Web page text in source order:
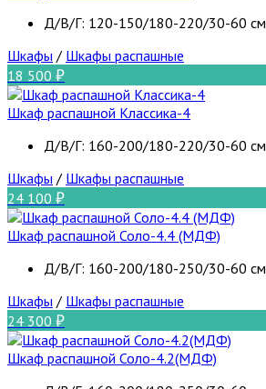
Д/В/Г: 120-150/180-220/30-60 см
Шкафы / Шкафы распашные
18 500
Шкаф распашной Классика-4
Д/В/Г: 160-200/180-220/30-60 см
Шкафы / Шкафы распашные
24 100
Шкаф распашной Соло-4.4 (МДФ)
Д/В/Г: 160-200/180-250/30-60 см
Шкафы / Шкафы распашные
24 300
Шкаф распашной Соло-4.2(МДФ)